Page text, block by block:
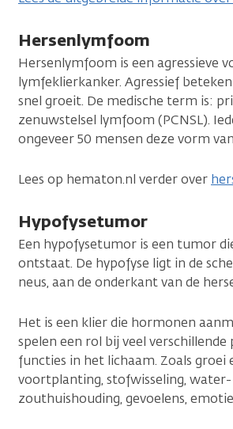
Hersenlymfoom
Hersenlymfoom is een agressieve
lymfeklierkanker. Agressief
snel groeit. De medische term is:
zenuwstelsel lymfoom (PCNSL).
ongeveer 50 mensen deze vorm
Lees op hematon.nl verder over
Hypofysetumor
Een hypofysetumor is een tumor
ontstaat. De hypofyse ligt in de
neus, aan de onderkant van de
Het is een klier die hormonen
spelen een rol bij veel verschillende
functies in het lichaam. Zoals groei
voortplanting, stofwisseling,
zouthuishouding, gevoelens,